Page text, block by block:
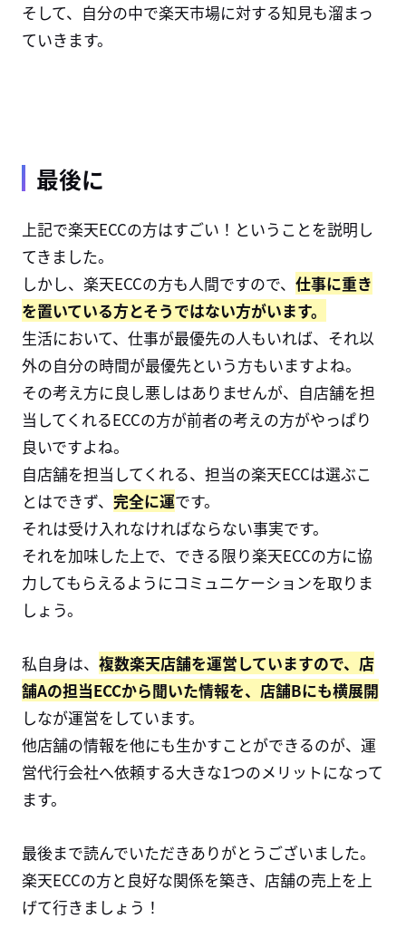
そして、自分の中で楽天市場に対する知見も溜まっ
ていきます。
最後に
上記で楽天ECCの方はすごい！ということを説明し
てきました。
しかし、楽天ECCの方も人間ですので、 仕事に重き
を置いている方とそうではない方がいます。
生活において、仕事が最優先の人もいれば、それ以
外の自分の時間が最優先という方もいますよね。
その考え方に良し悪しはありませんが、自店舗を担
当してくれるECCの方が前者の考えの方がやっぱり
良いですよね。
自店舗を担当してくれる、担当の楽天ECCは選ぶこ
とはできず、 完全に運です。
それは受け入れなければならない事実です。
それを加味した上で、できる限り楽天ECCの方に協
力してもらえるようにコミュニケーションを取りま
しょう。
私自身は、 複数楽天店舗を運営していますので、店
舗Aの担当ECCから聞いた情報を、店舗Bにも横展開
しなが運営をしています。
他店舗の情報を他にも生かすことができるのが、運
営代行会社へ依頼する大きな1つのメリットになって
ます。
最後まで読んでいただきありがとうございました。
楽天ECCの方と良好な関係を築き、店舗の売上を上
げて行きましょう！